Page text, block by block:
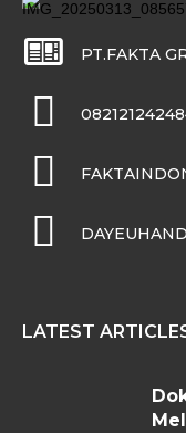
PT.FAKTA
LATEST